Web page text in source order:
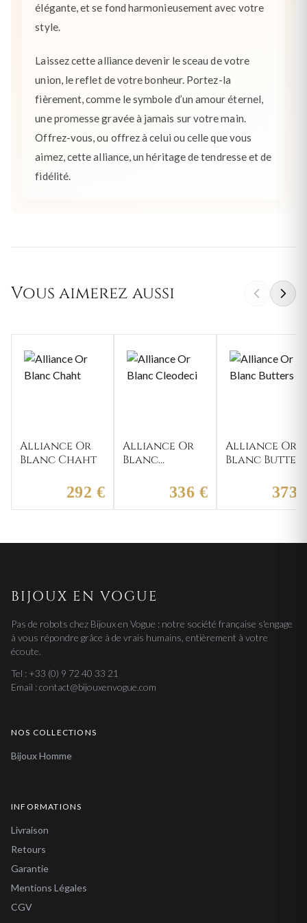
élégante, et se fond harmonieusement avec votre
style.
Laissez cette alliance devenir le sceau de votre
union, le reflet de votre bonheur. Portez-la
fièrement, comme le symbole d’un amour éternel,
une promesse gravée à jamais sur votre main.
Offrez-vous, ou offrez à celui ou celle que vous
aimez, cette alliance, un héritage de tendresse et de
fidélité.
Vous aimerez aussi
Alliance Or
Blanc Chaht
292 €
Alliance Or
Blanc
336 €
Alliance Or
Blanc Butters
373
BIJOUX EN VOGUE
Pas de robots chez Bijoux en Vogue : notre société française s'engage
à vous répondre grâce à de vrais humains, entièrement à votre
écoute.
Tel : +33 (0) 9 72 40 33 21
Email : contact@bijouxenvogue.com
NOS COLLECTIONS
Bijoux Homme
INFORMATIONS
Livraison
Retours
Garantie
Mentions Légales
CGV